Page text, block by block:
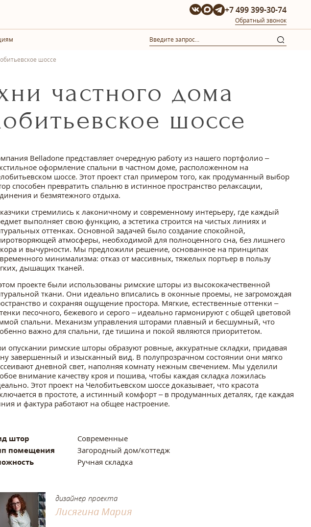
+7 499 399-30-74
Обратный звонок
шоссе
частного дома
шоссе
Belladone представляет очередную работу из нашего портфолио –
оформление спальни в частном доме, расположенном на
шоссе. Этот проект стал примером того, как продуманный выбор
способен превратить спальню в истинное пространство релаксации,
и безмятежного отдыха.
стремились к лаконичному и современному интерьеру, где каждый
выполняет свою функцию, а эстетика строится на чистых линиях и
оттенках. Основной задачей было создание спокойной,
атмосферы, необходимой для полноценного сна, без лишнего
и вычурности. Мы предложили решение, основанное на принципах
минимализма: отказ от массивных, тяжелых портьер в пользу
дышащих тканей.
проекте были использованы римские шторы из высококачественной
ткани. Они идеально вписались в оконные проемы, не загромождая
и сохраняя ощущение простора. Мягкие, естественные оттенки –
песочного, бежевого и серого – идеально гармонируют с общей цветовой
спальни. Механизм управления шторами плавный и бесшумный, что
важно для спальни, где тишина и покой являются приоритетом.
опускании римские шторы образуют ровные, аккуратные складки, придавая
завершенный и изысканный вид. В полупрозрачном состоянии они мягко
дневной свет, наполняя комнату нежным свечением. Мы уделили
внимание качеству кроя и пошива, чтобы каждая складка ложилась
Этот проект на Челобитьевском шоссе доказывает, что красота
в простоте, а истинный комфорт – в продуманных деталях, где каждая
и фактура работают на общее настроение.
штор
Современные
помещения
Загородный дом/коттедж
Ручная складка
дизайнер проекта
Лисягина Мария